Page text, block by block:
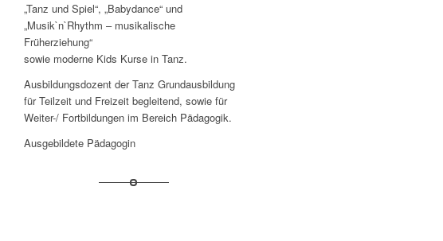
„Tanz und Spiel“, „Babydance“ und
„Musik`n`Rhythm – musikalische
Früherziehung“
sowie moderne Kids Kurse in Tanz.
Ausbildungsdozent der Tanz Grundausbildung
für Teilzeit und Freizeit begleitend, sowie für
Weiter-/ Fortbildungen im Bereich Pädagogik.
Ausgebildete Pädagogin